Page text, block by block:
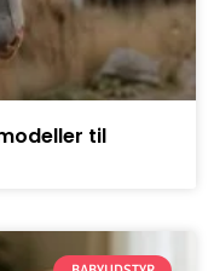
til